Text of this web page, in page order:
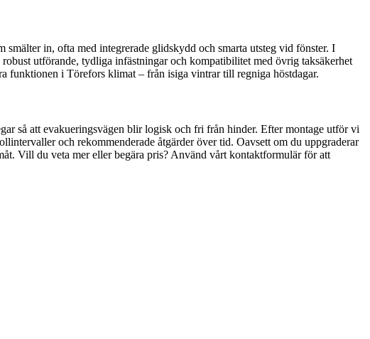
in, ofta med integrerade glidskydd och smarta utsteg vid fönster. I
utförande, tydliga infästningar och kompatibilitet med övrig taksäkerhet
funktionen i Törefors klimat – från isiga vintrar till regniga höstdagar.
så att evakueringsvägen blir logisk och fri från hinder. Efter montage utför vi
och rekommenderade åtgärder över tid. Oavsett om du uppgraderar
Vill du veta mer eller begära pris? Använd vårt kontaktformulär för att